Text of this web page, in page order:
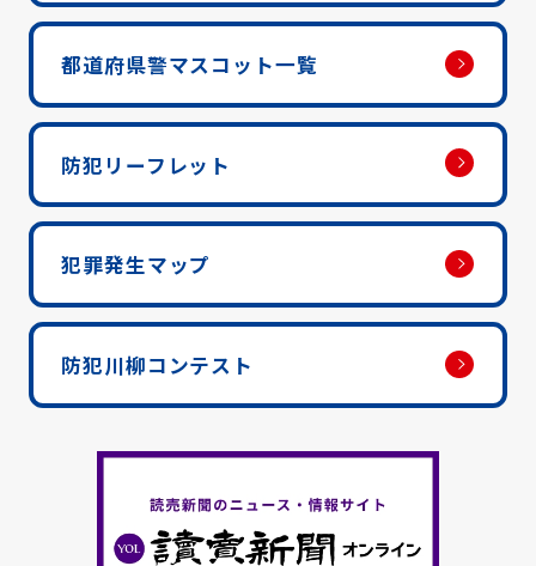
都道府県警マスコット一覧
防犯リーフレット
犯罪発生マップ
防犯川柳コンテスト